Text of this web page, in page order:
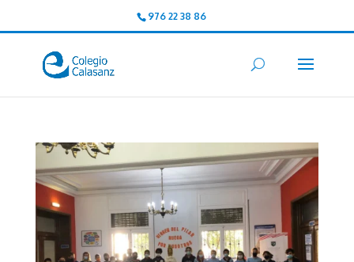
976 22 38 86